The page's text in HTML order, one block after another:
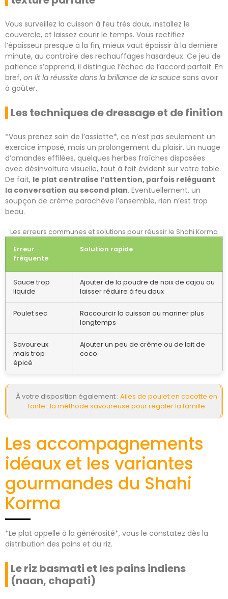
Vous surveillez la cuisson à feu très doux, installez le
couvercle, et laissez courir le temps. Vous rectifiez
l’épaisseur presque à la fin, mieux vaut épaissir à la dernière
minute, au contraire des rechauffages hasardeux. Ce jeu de
patience s’apprend, il distingue l’échec de l’accord parfait. En
bref, on lit la réussite dans la brillance de la sauce sans avoir
à goûter.
Les techniques de dressage et de finition
*Vous prenez soin de l’assiette*, ce n’est pas seulement un
exercice imposé, mais un prolongement du plaisir. Un nuage
d’amandes effilées, quelques herbes fraîches disposées
avec désinvolture visuelle, tout à fait évident sur votre table.
De fait, le plat centralise l’attention, parfois reléguant
la conversation au second plan. Eventuellement, un
soupçon de crème parachève l’ensemble, rien n’est trop
beau.
Les erreurs communes et solutions pour réussir le Shahi Korma
Erreur
fréquente
Solution rapide
Sauce trop
liquide
Ajouter de la poudre de noix de cajou ou
laisser réduire à feu doux
Poulet sec
Raccourcir la cuisson ou mariner plus
longtemps
Savoureux
mais trop
épicé
Ajouter un peu de crème ou de lait de
coco
À votre disposition également : Ailes de poulet en cocotte en
fonte : la méthode savoureuse pour régaler la famille
Les accompagnements
idéaux et les variantes
gourmandes du Shahi
Korma
*Le plat appelle à la générosité*, vous le constatez dès la
distribution des pains et du riz.
Le riz basmati et les pains indiens
(naan, chapati)